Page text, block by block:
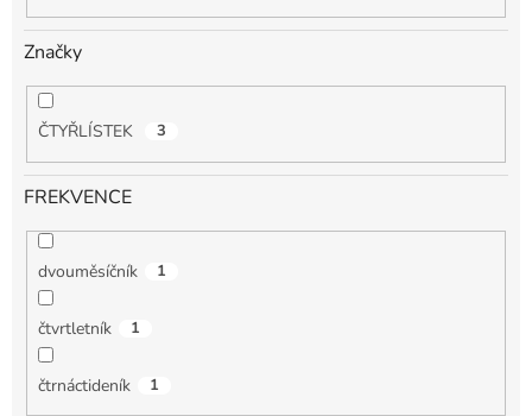
Značky
ČTYŘLÍSTEK 3
FREKVENCE
dvouměsíčník 1
čtvrtletník 1
čtrnáctideník 1